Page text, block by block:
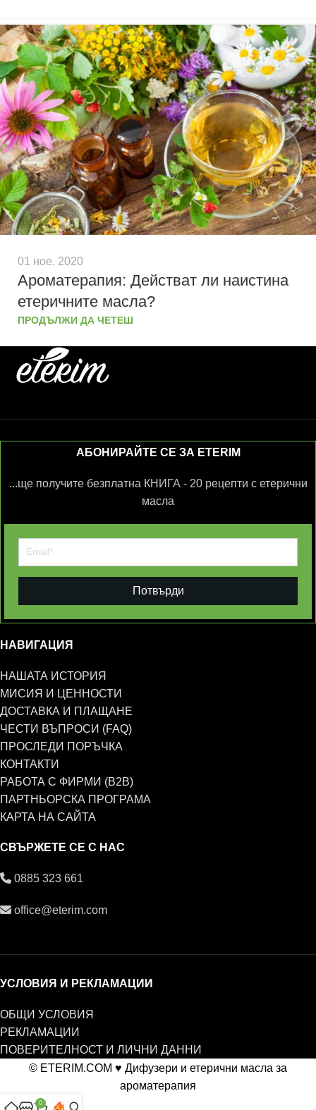
01 ное. 2020
Ароматерапия: Действат ли наистина
етеричните масла?
ПРОДЪЛЖИ ДА ЧЕТЕШ
АБОНИРАЙТЕ СЕ ЗА ETERIM
...ще получите безплатна КНИГА - 20 рецепти с етерични
масла
Потвърди
НАВИГАЦИЯ
НАШАТА ИСТОРИЯ
МИСИЯ И ЦЕННОСТИ
ДОСТАВКА И ПЛАЩАНЕ
ЧЕСТИ ВЪПРОСИ (FAQ)
ПРОСЛЕДИ ПОРЪЧКА
КОНТАКТИ
РАБОТА С ФИРМИ (B2B)
ПАРТНЬОРСКА ПРОГРАМА
КАРТА НА САЙТА
СВЪРЖЕТЕ СЕ С НАС
0885 323 661
office@eterim.com
УСЛОВИЯ И РЕКЛАМАЦИИ
ОБЩИ УСЛОВИЯ
РЕКЛАМАЦИИ
ПОВЕРИТЕЛНОСТ И ЛИЧНИ ДАННИ
© ETERIM.COM ♥ Дифузери и етерични масла за
ароматерапия
0